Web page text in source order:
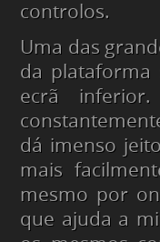
controlos.
Uma das
da plataforma
ecrã
dá imenso
mais
mesmo por
que ajuda a